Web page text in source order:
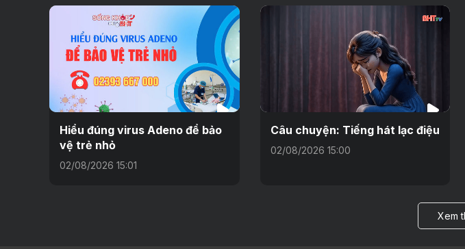
Hiểu đúng virus Adeno để bảo
vệ trẻ nhỏ
02/08/2026 15:01
Câu chuyện: Tiếng hát lạc điệu
02/08/2026 15:00
Xem